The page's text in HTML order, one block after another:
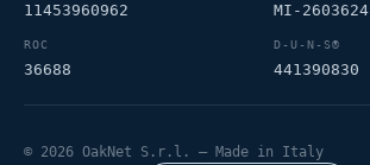
11453960962 MI-2603624
ROC
36688
D-U-N-S®
441390830
© 2026 OakNet S.r.l. — Made in Italy